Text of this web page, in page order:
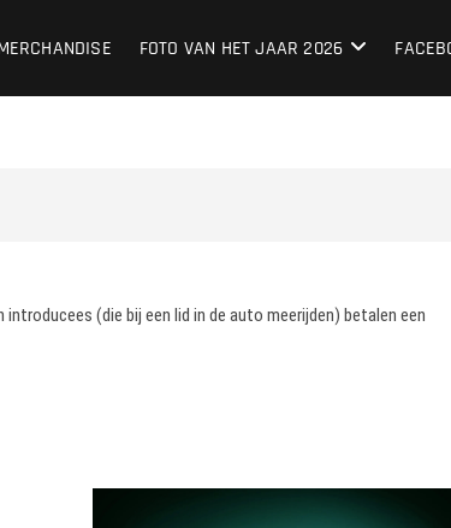
FOTO VAN HET JAAR 2026
(die bij een lid in de auto meerijden) betalen een